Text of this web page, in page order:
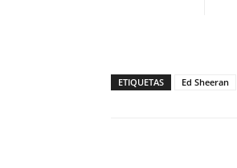
ETIQUETAS Ed Sheeran